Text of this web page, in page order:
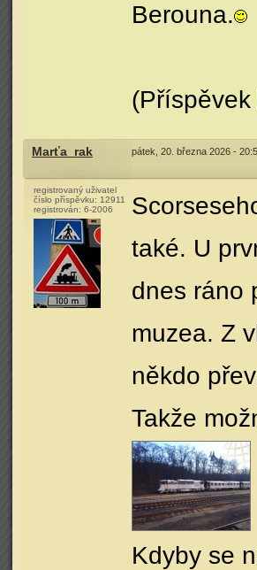
Berouna.
Marťa_rak pátek, 20. března 2026 -
registrovaný uživatel
číslo příspěvku: 12911
registrován: 6-2006
také. U
dnes ráno
muzea. Z
někdo
Takže
Kdyby se